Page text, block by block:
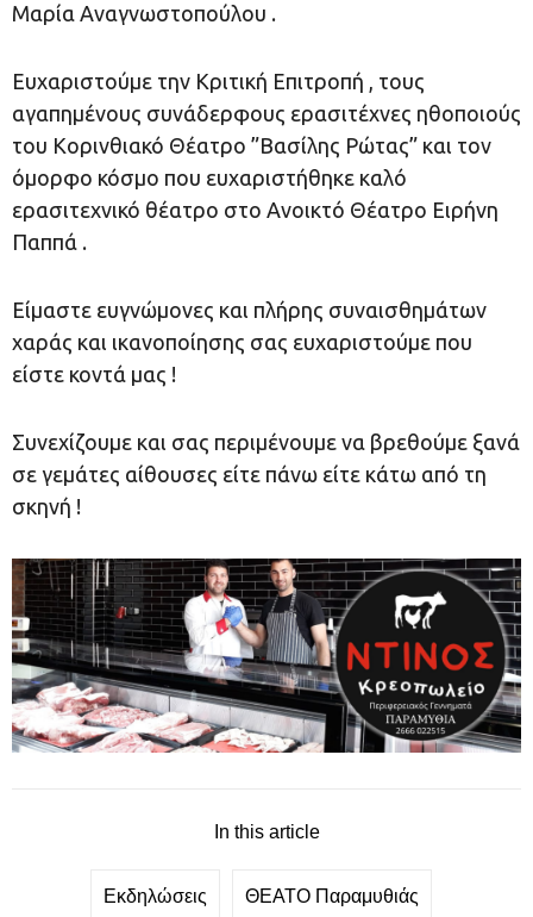
Μαρία Αναγνωστοπούλου .
Ευχαριστούμε την Κριτική Επιτροπή , τους
αγαπημένους συνάδερφους ερασιτέχνες ηθοποιούς
του Κορινθιακό Θέατρο ”Βασίλης Ρώτας” και τον
όμορφο κόσμο που ευχαριστήθηκε καλό
ερασιτεχνικό θέατρο στο Ανοικτό Θέατρο Ειρήνη
Παππά .
Είμαστε ευγνώμονες και πλήρης συναισθημάτων
χαράς και ικανοποίησης σας ευχαριστούμε που
είστε κοντά μας !
Συνεχίζουμε και σας περιμένουμε να βρεθούμε ξανά
σε γεμάτες αίθουσες είτε πάνω είτε κάτω από τη
σκηνή !
In this article
Εκδηλώσεις ΘΕΑΤΟ Παραμυθιάς